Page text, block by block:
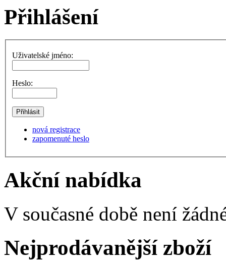
Přihlášení
Uživatelské jméno:
Heslo:
nová registrace
zapomenuté heslo
Akční nabídka
V současné době není
Nejprodávanější zboží